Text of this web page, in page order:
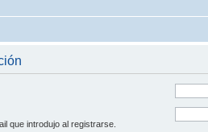
que introdujo al registrarse.